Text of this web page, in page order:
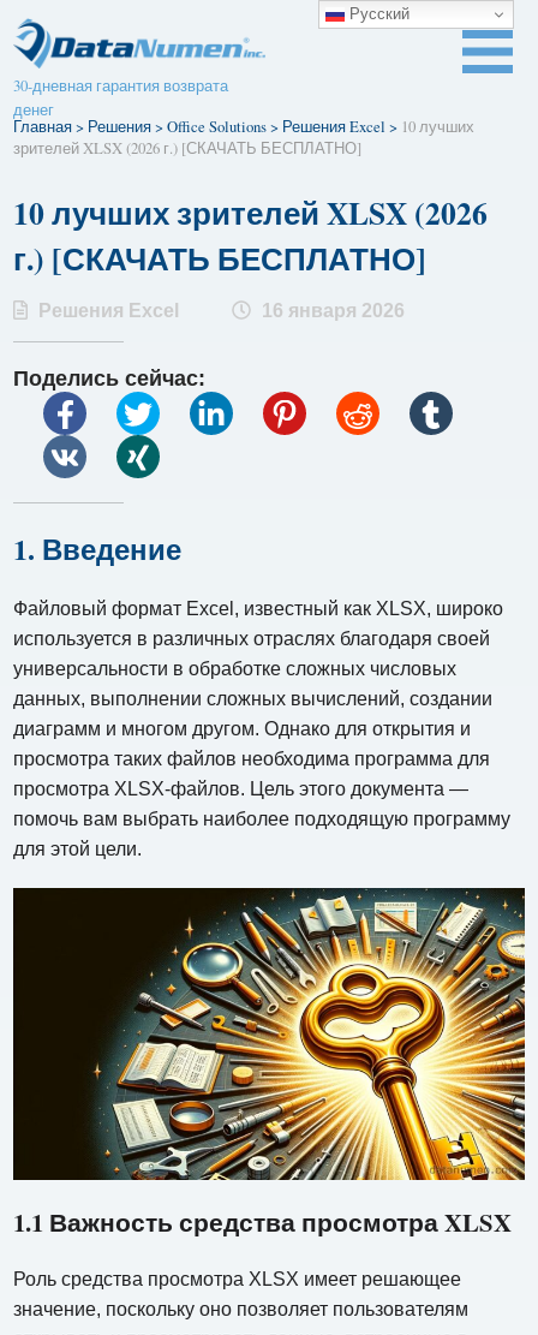
30-дневная гарантия возврата
денег
Главная> Решения>Office Solutions> Решения Excel > 10 лучших
зрителей XLSX (2026 г.) [СКАЧАТЬ БЕСПЛАТНО]
10 лучших зрителей XLSX (2026
г.) [СКАЧАТЬ БЕСПЛАТНО]
Решения Excel 16 января 2026
Поделись сейчас:
1. Введение
Файловый формат Excel, известный как XLSX, широко
используется в различных отраслях благодаря своей
универсальности в обработке сложных числовых
данных, выполнении сложных вычислений, создании
диаграмм и многом другом. Однако для открытия и
просмотра таких файлов необходима программа для
просмотра XLSX-файлов. Цель этого документа —
помочь вам выбрать наиболее подходящую программу
для этой цели.
1.1 Важность средства просмотра XLSX
Роль средства просмотра XLSX имеет решающее
значение, поскольку оно позволяет пользователям
Русский